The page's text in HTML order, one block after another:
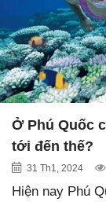
Ở Phú Quốc
tới đến thế?
31 Th1, 2024
Hiện nay Phú